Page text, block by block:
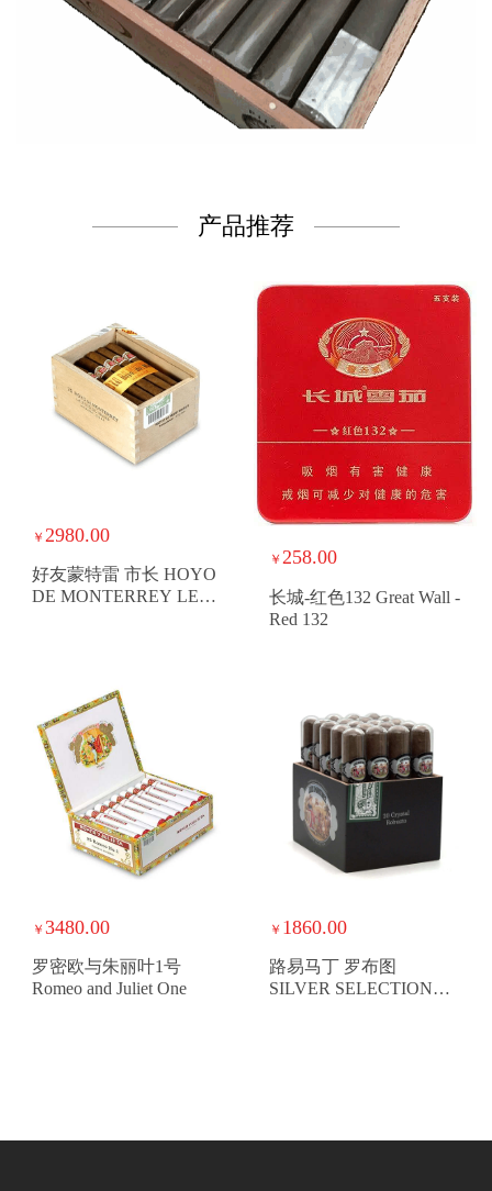
产品推荐
￥ 2980.00
好友蒙特雷 市长 HOYO
DE MONTERREY LE
￥ 258.00
长城-红色132 Great Wall -
Red 132
￥ 3480.00
罗密欧与朱丽叶1号
Romeo and Juliet One
￥ 1860.00
路易马丁 罗布图
SILVER SELECTION